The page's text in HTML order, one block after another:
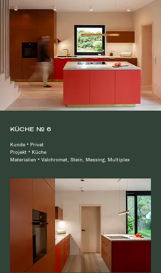
KÜCHE № 6
Kunde • Privat
Projekt • Küche
Materialien • Valchromat, Stein, Messing, Multiplex